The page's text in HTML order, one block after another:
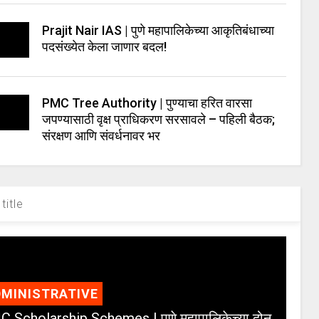
Prajit Nair IAS | पुणे महापालिकेच्या आकृतिबंधाच्या
पदसंख्येत केला जाणार बदल!
PMC Tree Authority | पुण्याचा हरित वारसा
जपण्यासाठी वृक्ष प्राधिकरण सरसावले – पहिली बैठक;
संरक्षण आणि संवर्धनावर भर